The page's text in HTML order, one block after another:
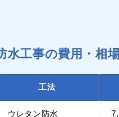
水工事の費用・相
工法
ウレタン防水